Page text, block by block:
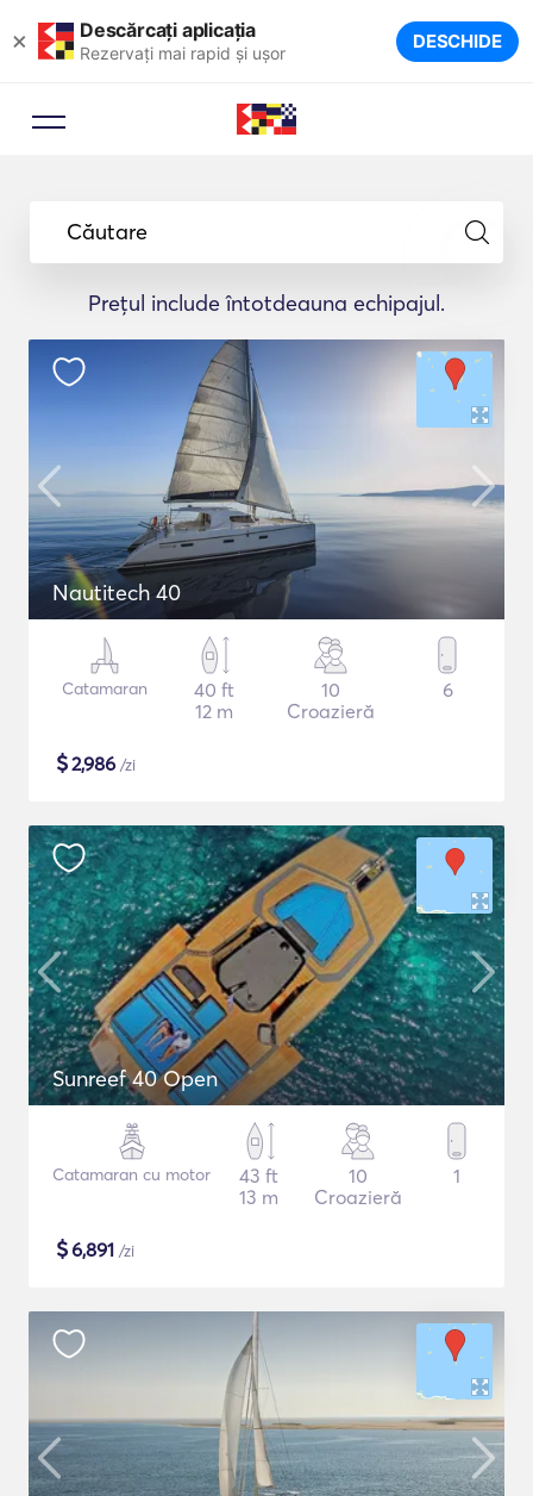
× Descărcați aplicația
Rezervați mai rapid și ușor DESCHIDE
Căutare
Prețul include întotdeauna echipajul.
Nautitech 40
Catamaran
40 ft
12 m
10
Croazieră
6
$2,986 /zi
Sunreef 40 Open
Catamaran cu motor
43 ft
13 m
10
Croazieră
1
$6,891 /zi